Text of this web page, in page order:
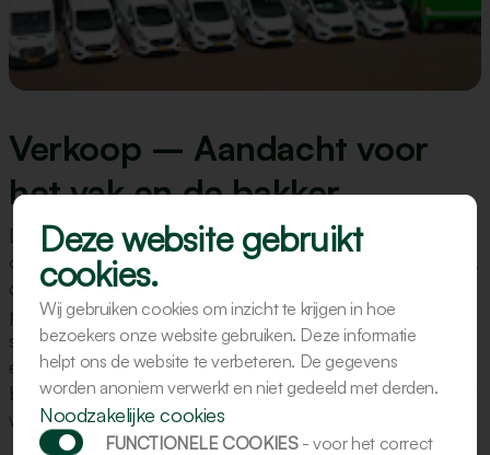
Verkoop – Aandacht voor
het vak en de bakker
De verkoopafdeling van Kalmeijer adviseert bakkers
over machines die hun werk ondersteunen. We luisteren,
denken mee en bieden oplossingen die passen bij de
praktijk. Dankzij samenwerking met R&D, assemblage en
service weten we wat technisch mogelijk is. Vertrouwen
en betrokkenheid staan centraal. Werken bij verkoop
betekent relaties opbouwen en bijdragen aan efficiënter
werken in de bakkerij, met respect voor het ambacht.
Deze website gebruikt
cookies.
Wij gebruiken cookies om inzicht te krijgen in hoe
bezoekers onze website gebruiken. Deze informatie
helpt ons de website te verbeteren. De gegevens
worden anoniem verwerkt en niet gedeeld met derden.
Noodzakelijke cookies
FUNCTIONELE COOKIES - voor het correct